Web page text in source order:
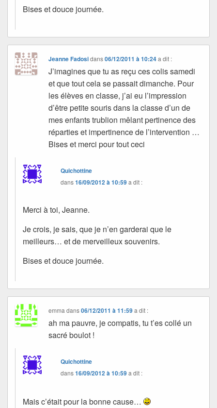
Bises et douce journée.
Jeanne Fadosidans06/12/2011 à 10:24 a dit :
J’imagines que tu as reçu ces colis samedi
et que tout cela se passait dimanche. Pour
les élèves en classe, j’ai eu l’impression
d’être petite souris dans la classe d’un de
mes enfants trublion mêlant pertinence des
réparties et impertinence de l’intervention …
Bises et merci pour tout ceci
Quichottine
dans16/09/2012 à 10:59a dit :
Merci à toi, Jeanne.
Je crois, je sais, que je n’en garderai que le
meilleurs… et de merveilleux souvenirs.
Bises et douce journée.
emma dans06/12/2011 à 11:59 a dit :
ah ma pauvre, je compatis, tu t’es collé un
sacré boulot !
Quichottine
dans16/09/2012 à 10:59a dit :
Mais c’était pour la bonne cause…